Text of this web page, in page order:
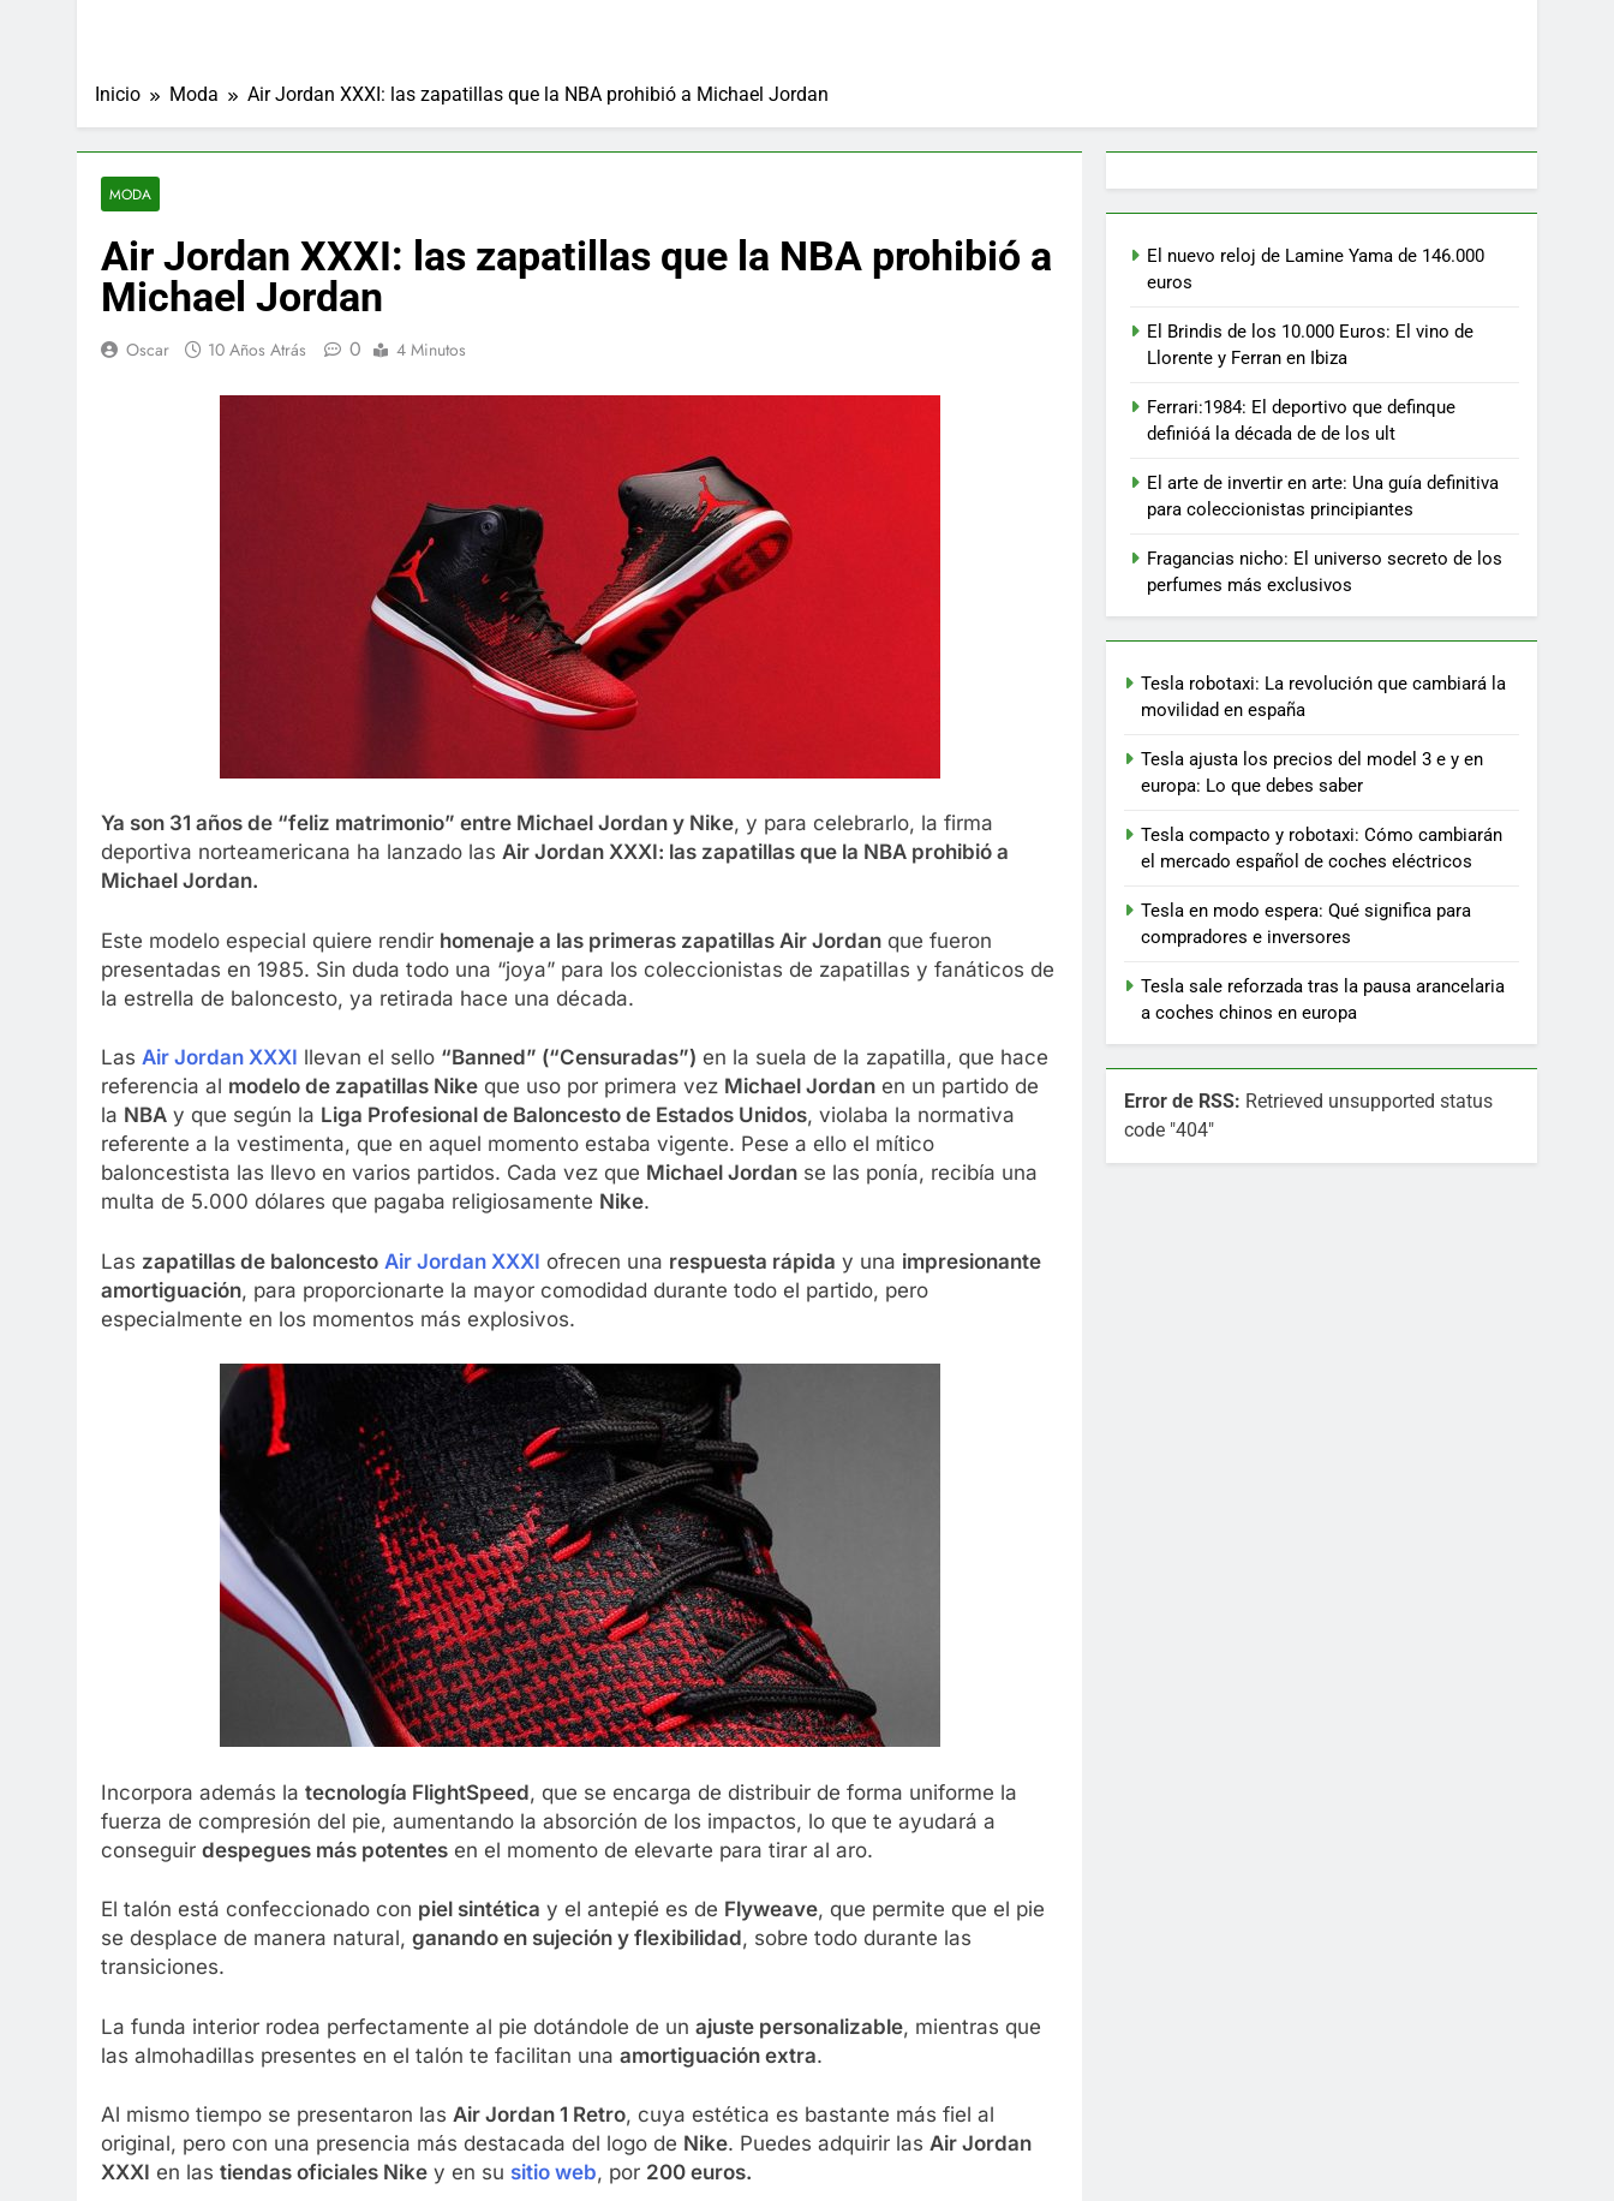
Inicio Moda Air Jordan XXXI: las zapatillas que la NBA prohibió a Michael Jordan
MODA
Air Jordan XXXI: las zapatillas que la NBA prohibió a
Michael Jordan
Oscar 10 Años Atrás 0 4 Minutos
Ya son 31 años de “feliz matrimonio” entre Michael Jordan y Nike, y para celebrarlo, la firma
deportiva norteamericana ha lanzado las Air Jordan XXXI: las zapatillas que la NBA prohibió a
Michael Jordan.
Este modelo especial quiere rendir homenaje a las primeras zapatillas Air Jordan que fueron
presentadas en 1985. Sin duda todo una “joya” para los coleccionistas de zapatillas y fanáticos de
la estrella de baloncesto, ya retirada hace una década.
Las Air Jordan XXXI llevan el sello “Banned” (“Censuradas”) en la suela de la zapatilla, que hace
referencia al modelo de zapatillas Nike que uso por primera vez Michael Jordan en un partido de
la NBA y que según la Liga Profesional de Baloncesto de Estados Unidos, violaba la normativa
referente a la vestimenta, que en aquel momento estaba vigente. Pese a ello el mítico
baloncestista las llevo en varios partidos. Cada vez que Michael Jordan se las ponía, recibía una
multa de 5.000 dólares que pagaba religiosamente Nike.
Las zapatillas de baloncesto Air Jordan XXXI ofrecen una respuesta rápida y una impresionante
amortiguación, para proporcionarte la mayor comodidad durante todo el partido, pero
especialmente en los momentos más explosivos.
Incorpora además la tecnología FlightSpeed, que se encarga de distribuir de forma uniforme la
fuerza de compresión del pie, aumentando la absorción de los impactos, lo que te ayudará a
conseguir despegues más potentes en el momento de elevarte para tirar al aro.
El talón está confeccionado con piel sintética y el antepié es de Flyweave, que permite que el pie
se desplace de manera natural, ganando en sujeción y flexibilidad, sobre todo durante las
transiciones.
La funda interior rodea perfectamente al pie dotándole de un ajuste personalizable, mientras que
las almohadillas presentes en el talón te facilitan una amortiguación extra.
Al mismo tiempo se presentaron las Air Jordan 1 Retro, cuya estética es bastante más fiel al
original, pero con una presencia más destacada del logo de Nike. Puedes adquirir las Air Jordan
XXXI en las tiendas oficiales Nike y en su sitio web, por 200 euros.
El nuevo reloj de Lamine Yama de 146.000
euros
El Brindis de los 10.000 Euros: El vino de
Llorente y Ferran en Ibiza
Ferrari:1984: El deportivo que definque
definióá la década de de los ult
El arte de invertir en arte: Una guía definitiva
para coleccionistas principiantes
Fragancias nicho: El universo secreto de los
perfumes más exclusivos
Tesla robotaxi: La revolución que cambiará la
movilidad en españa
Tesla ajusta los precios del model 3 e y en
europa: Lo que debes saber
Tesla compacto y robotaxi: Cómo cambiarán
el mercado español de coches eléctricos
Tesla en modo espera: Qué significa para
compradores e inversores
Tesla sale reforzada tras la pausa arancelaria
a coches chinos en europa
Error de RSS: Retrieved unsupported status
code "404"